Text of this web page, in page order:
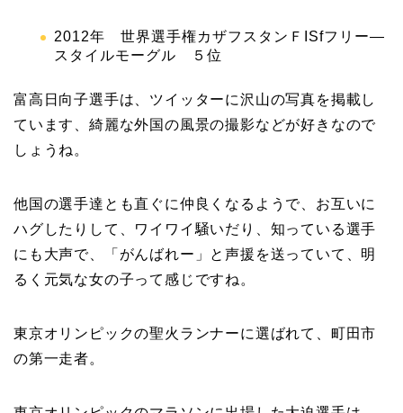
2012年 世界選手権カザフスタンＦISfフリー―
スタイルモーグル ５位
富高日向子選手は、ツイッターに沢山の写真を掲載し
ています、 綺麗な外国の風景の撮影などが好きなので
しょうね。
他国の選手達とも直ぐに仲良くなるようで、お互いに
ハグしたりして、ワイワイ騒いだり、知っている選手
にも大声で、「がんばれー」と声援を送っていて、明
るく元気な女の子って感じですね。
東京オリンピックの聖火ランナーに選ばれて、町田市
の第一走者。